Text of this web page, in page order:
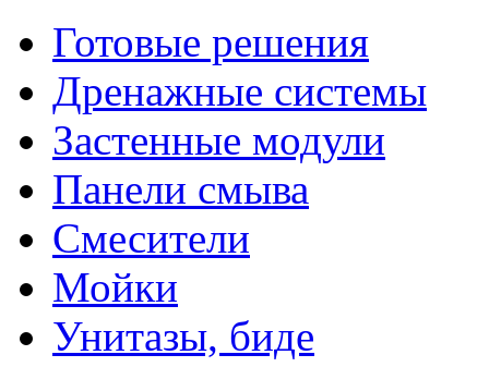
Готовые решения
Дренажные системы
Застенные модули
Панели смыва
Смесители
Мойки
Унитазы, биде